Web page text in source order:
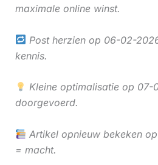
maximale online winst.
Post herzien op 06-02-
kennis.
Kleine optimalisatie op 07-
doorgevoerd.
Artikel opnieuw bekeken
= macht.